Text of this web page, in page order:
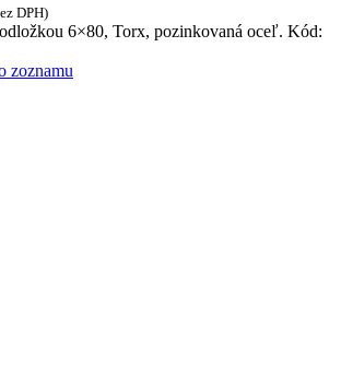
DPH)
6×80, Torx, pozinkovaná oceľ. Kód:
zoznamu